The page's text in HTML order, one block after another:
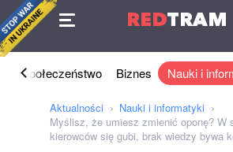
REDTRAM
Umowa
Społeczeństwo Biznes Nauki i
Aktualności
Nauki i informatyki
Myślisz, że umiesz zmienić oponę? W
kierowców się gubi, brak wiedzy bywa